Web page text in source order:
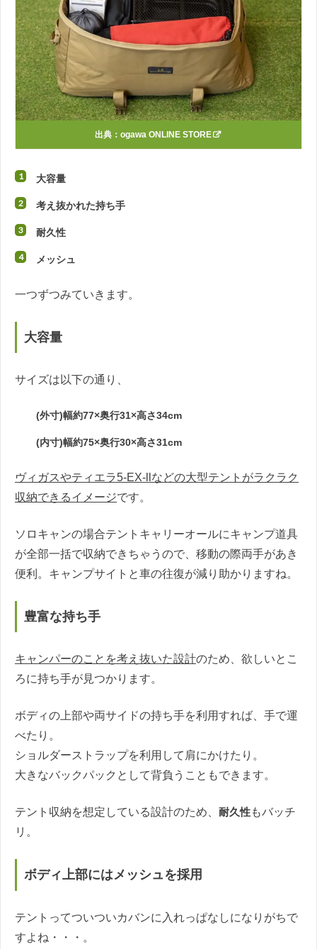
出典： ogawa ONLINE STORE
大容量
考え抜かれた持ち手
耐久性
メッシュ
一つずつみていきます。
大容量
サイズは以下の通り、
(外寸)幅約77×奥行31×高さ34cm
(内寸)幅約75×奥行30×高さ31cm
ヴィガスやティエラ5-EX-llなどの大型テントがラクラク
収納できるイメージです。
ソロキャンの場合テントキャリーオールにキャンプ道具
が全部一括で収納できちゃうので、移動の際両手があき
便利。キャンプサイトと車の往復が減り助かりますね。
豊富な持ち手
キャンパーのことを考え抜いた設計のため、欲しいとこ
ろに持ち手が見つかります。
ボディの上部や両サイドの持ち手を利用すれば、手で運
べたり。
ショルダーストラップを利用して肩にかけたり。
大きなバックパックとして背負うこともできます。
テント収納を想定している設計のため、 耐久性もバッチ
リ。
ボディ上部にはメッシュを採用
テントってついついカバンに入れっぱなしになりがちで
すよね・・・。